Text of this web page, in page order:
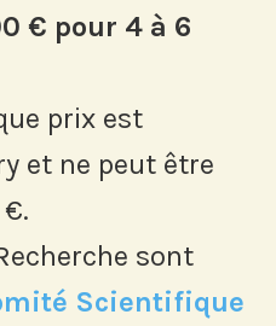
€ pour 4 à 6
prix est
et ne peut être
sont
Scientifique